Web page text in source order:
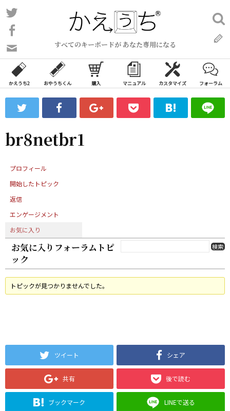
コ
ン
ン
ツ
ス
ッ
プ
すべてのキーボードが あなた専用になる
い
合
わ
フ
ォ
ム
検
索:
かえうち2 おやうちくん 購入 マニュアル カスタマイズ フォーラム
br8netbr1
プロフィール
開始したトピック
返信
エンゲージメント
お気に入り
お気に入りフォーラムトピ
ック
トピックが見つかりませんでした。
ツイート シェア
共有 後で読む
ブックマーク LINEで送る